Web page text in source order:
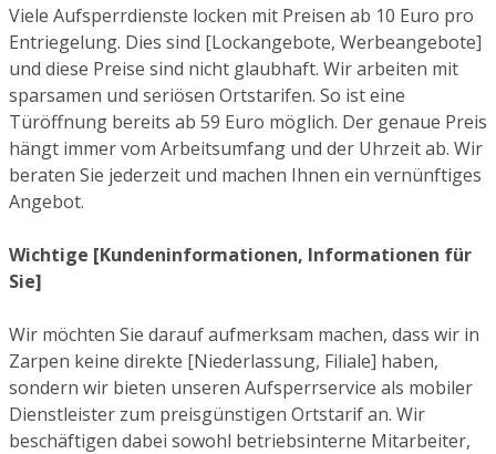
Viele Aufsperrdienste locken mit Preisen ab 10 Euro pro
Entriegelung. Dies sind [Lockangebote, Werbeangebote]
und diese Preise sind nicht glaubhaft. Wir arbeiten mit
sparsamen und seriösen Ortstarifen. So ist eine
Türöffnung bereits ab 59 Euro möglich. Der genaue Preis
hängt immer vom Arbeitsumfang und der Uhrzeit ab. Wir
beraten Sie jederzeit und machen Ihnen ein vernünftiges
Angebot.
Wichtige [Kundeninformationen, Informationen für
Sie]
Wir möchten Sie darauf aufmerksam machen, dass wir in
Zarpen keine direkte [Niederlassung, Filiale] haben,
sondern wir bieten unseren Aufsperrservice als mobiler
Dienstleister zum preisgünstigen Ortstarif an. Wir
beschäftigen dabei sowohl betriebsinterne Mitarbeiter,